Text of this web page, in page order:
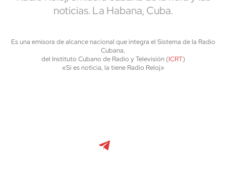
noticias. La Habana, Cuba.
Es una emisora de alcance nacional que integra el Sistema de la Radio
Cubana,
del Instituto Cubano de Radio y Televisión (ICRT)
«Si es noticia, la tiene Radio Reloj»